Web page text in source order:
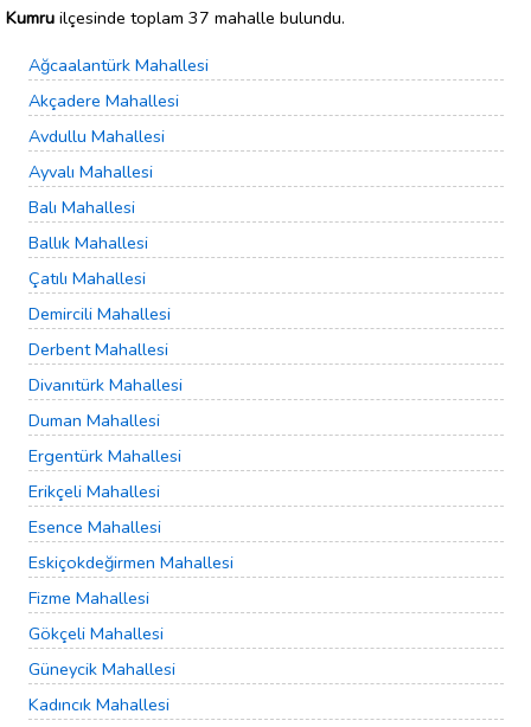
Kumru ilçesinde toplam 37 mahalle bulundu.
Ağcaalantürk Mahallesi
Akçadere Mahallesi
Avdullu Mahallesi
Ayvalı Mahallesi
Balı Mahallesi
Ballık Mahallesi
Çatılı Mahallesi
Demircili Mahallesi
Derbent Mahallesi
Divanıtürk Mahallesi
Duman Mahallesi
Ergentürk Mahallesi
Erikçeli Mahallesi
Esence Mahallesi
Eskiçokdeğirmen Mahallesi
Fizme Mahallesi
Gökçeli Mahallesi
Güneycik Mahallesi
Kadıncık Mahallesi